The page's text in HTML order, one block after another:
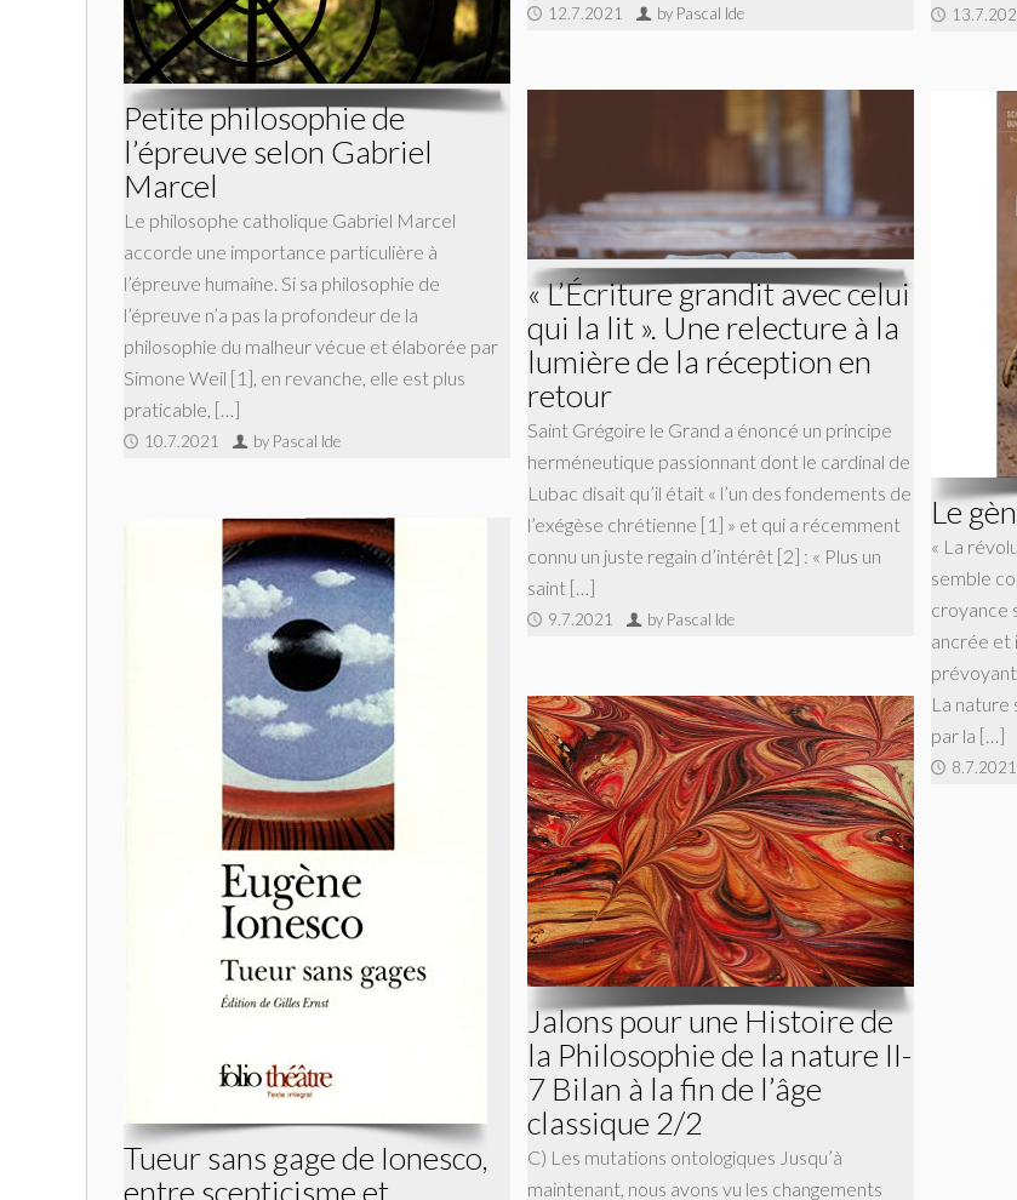
12.7.2021 by Pascal Ide
Petite philosophie de
l’épreuve selon Gabriel
Marcel
Le philosophe catholique Gabriel Marcel
accorde une importance particulière à
l’épreuve humaine. Si sa philosophie de
l’épreuve n’a pas la profondeur de la
philosophie du malheur vécue et élaborée par
Simone Weil [1], en revanche, elle est plus
praticable, […]
10.7.2021 by Pascal Ide
« L’Écriture grandit avec celui
qui la lit ». Une relecture à la
lumière de la réception en
retour
Saint Grégoire le Grand a énoncé un principe
herméneutique passionnant dont le cardinal de
Lubac disait qu’il était « l’un des fondements de
l’exégèse chrétienne [1] » et qui a récemment
connu un juste regain d’intérêt [2] : « Plus un
saint […]
9.7.2021 by Pascal Ide
Le
« La
semble
croyance
ancrée et
La nature
par la […]
8.7.2021
Tueur sans gage de Ionesco,
entre scepticisme et
Jalons pour une Histoire de
la Philosophie de la nature II-
7 Bilan à la fin de l’âge
classique 2/2
C) Les mutations ontologiques Jusqu’à
maintenant, nous avons vu les changements